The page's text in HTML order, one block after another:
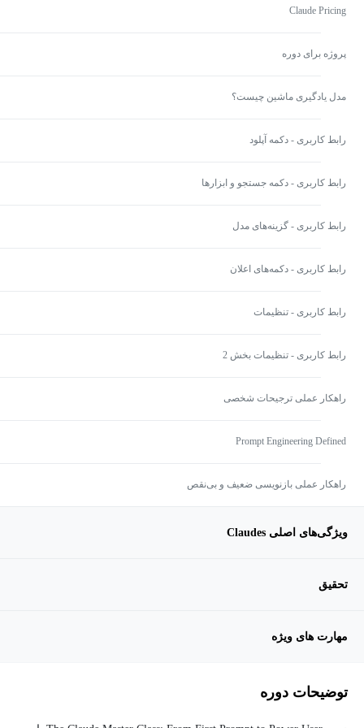
پروژه برای دوره
مدل یادگیری ماشین چیست؟
رابط کاربری - دکمه آپلود
رابط کاربری - دکمه جستجو و ابزارها
رابط کاربری - گزینه‌های مدل
رابط کاربری - دکمه‌های اعلان
رابط کاربری - تنظیمات
رابط کاربری - تنظیمات بخش 2
راهکار عملی ترجیحات شخصی
راهکار عملی بازنویسی ضعیف و بی‌نقص
ویژگی‌های اصلی Claudes
تحقیق
مهارت های ویژه
توضیحات دوره